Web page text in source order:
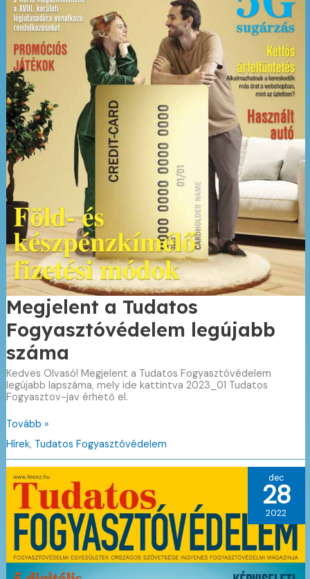
Megjelent a Tudatos
Fogyasztóvédelem legújabb
száma
Kedves Olvasó! Megjelent a Tudatos Fogyasztóvédelem
legújabb lapszáma, mely ide kattintva 2023_01 Tudatos
Fogyasztov-jav érhető el.
Megjelent
Tudatos
Fogyasztóvédelem
legújabb
száma
Tovább »
Hírek, Tudatos Fogyasztóvédelem
dec
28
2022